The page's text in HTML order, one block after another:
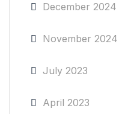
December 2024
November 2024
July 2023
April 2023